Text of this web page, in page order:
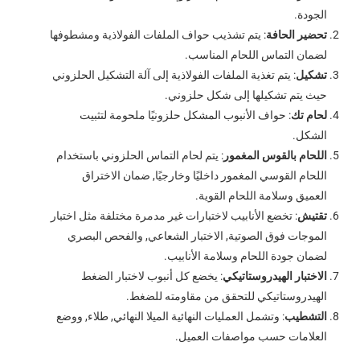
الجودة.
تحضير الحافة: يتم تشذيب حواف الملفات الفولاذية ومشطوفها
لضمان التماس اللحام المناسب.
تشكيل: يتم تغذية الملفات الفولاذية إلى آلة التشكيل الحلزوني
حيث يتم تشكيلها إلى شكل حلزوني.
لحام تك: حواف الأنبوب المشكل حلزونيًا ملحومة لتثبيت
الشكل.
اللحام بالقوس المغمور: يتم لحام التماس الحلزوني باستخدام
اللحام القوسي المغمور داخليًا وخارجيًا, ضمان الاختراق
العميق وسلامة اللحام القوية.
تقتيش: تخضع الأنابيب لاختبارات غير مدمرة مختلفة مثل اختبار
الموجات فوق الصوتية, الاختبار الشعاعي, والفحص البصري
لضمان جودة اللحام وسلامة الأنابيب.
الاختبار الهيدروستاتيكي: يخضع كل أنبوب لاختبار الضغط
الهيدروستاتيكي للتحقق من مقاومته للضغط.
التشطيب: وتشمل العمليات النهائية الميلا النهائي, طلاء, ووضع
العلامات حسب مواصفات العميل.